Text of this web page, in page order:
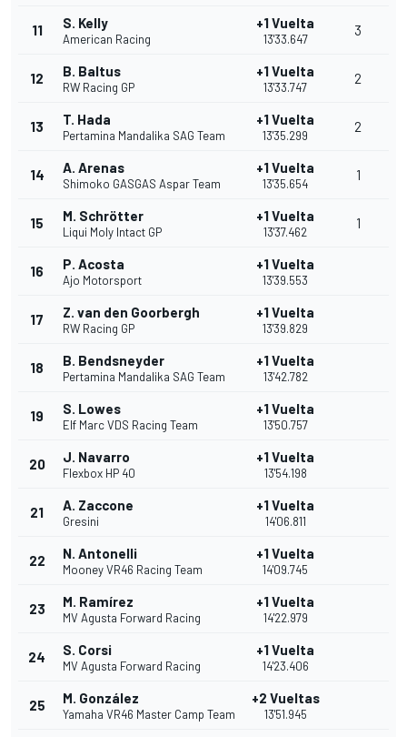
11 S. Kelly
American Racing
+1 Vuelta
13'33.647
3
12 B. Baltus
RW Racing GP
+1 Vuelta
13'33.747
2
13 T. Hada
Pertamina Mandalika SAG Team
+1 Vuelta
13'35.299
2
14 A. Arenas
Shimoko GASGAS Aspar Team
+1 Vuelta
13'35.654
1
15 M. Schrötter
Liqui Moly Intact GP
+1 Vuelta
13'37.462
1
16 P. Acosta
Ajo Motorsport
+1 Vuelta
13'39.553
17 Z. van den Goorbergh
RW Racing GP
+1 Vuelta
13'39.829
18 B. Bendsneyder
Pertamina Mandalika SAG Team
+1 Vuelta
13'42.782
19 S. Lowes
Elf Marc VDS Racing Team
+1 Vuelta
13'50.757
20 J. Navarro
Flexbox HP 40
+1 Vuelta
13'54.198
21 A. Zaccone
Gresini
+1 Vuelta
14'06.811
22 N. Antonelli
Mooney VR46 Racing Team
+1 Vuelta
14'09.745
23 M. Ramírez
MV Agusta Forward Racing
+1 Vuelta
14'22.979
24 S. Corsi
MV Agusta Forward Racing
+1 Vuelta
14'23.406
25 M. González
Yamaha VR46 Master Camp Team
+2 Vueltas
13'51.945